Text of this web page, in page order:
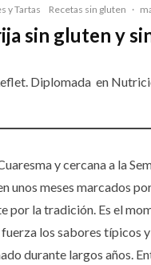
y Tartas Recetas sin gluten ·
sin gluten y
Diplomada en
y cercana a la
unos meses marcados
por la tradición. Es el
los sabores típicos
durante largos años.